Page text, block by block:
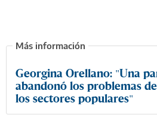
Georgina Orellano: "Una
abandonó los problemas
los sectores populares"